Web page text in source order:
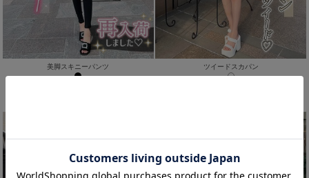
美脚スキニーパンツ ツイードスカパン